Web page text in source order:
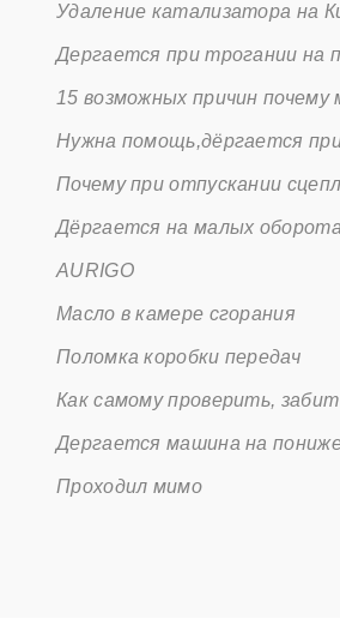
Удаление катализатора на
Дергается при трогании на
15 возможных причин
Нужна помощь,дёргается
Почему при отпускании
Дёргается на малых
AURIGO
Масло в камере сгорания
Поломка коробки передач
Как самому проверить,
Дергается машина на
Проходил мимо